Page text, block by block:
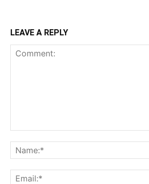
LEAVE A REPLY